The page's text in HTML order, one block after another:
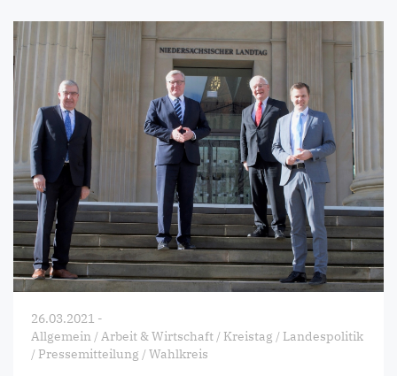
26.03.2021 -
Allgemein /Arbeit & Wirtschaft / Kreistag / Landespolitik
/ Pressemitteilung /Wahlkreis